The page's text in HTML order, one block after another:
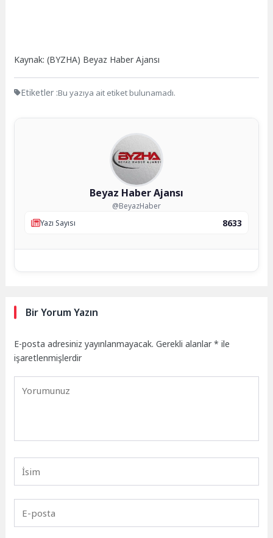
Kaynak: (BYZHA) Beyaz Haber Ajansı
Etiketler :Bu yazıya ait etiket bulunamadı.
Beyaz Haber Ajansı
@BeyazHaber
Yazı Sayısı
8633
Bir Yorum Yazın
E-posta adresiniz yayınlanmayacak. Gerekli alanlar* ile
işaretlenmişlerdir